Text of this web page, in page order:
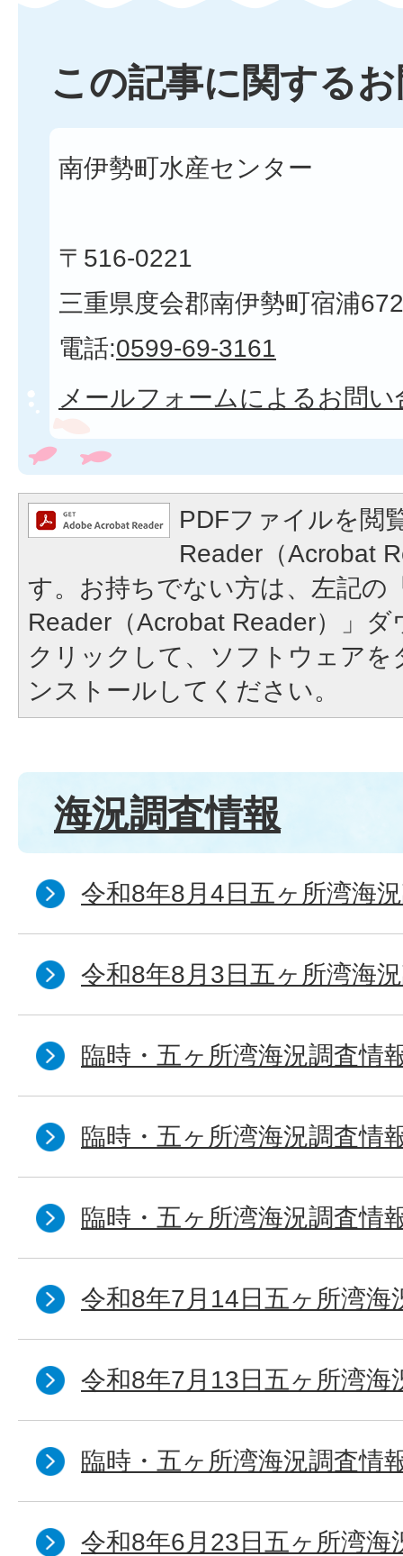
この記事に関する
南伊勢町水産センター
〒516-0221
三重県度会郡南伊勢町宿浦
電話:0599-69-3161
メールフォームによるお問い
PDFファイルを閲
Reader（Acrobat
す。お持ちでない方は、左記の
Reader（Acrobat Reader）」
クリックして、ソフトウェア
ンストールしてください。
海況調査情報
令和8年8月4日五ヶ所湾海
令和8年8月3日五ヶ所湾海
臨時・五ヶ所湾海況調査情
臨時・五ヶ所湾海況調査情
臨時・五ヶ所湾海況調査情
令和8年7月14日五ヶ所湾海
令和8年7月13日五ヶ所湾海
臨時・五ヶ所湾海況調査情
令和8年6月23日五ヶ所湾海